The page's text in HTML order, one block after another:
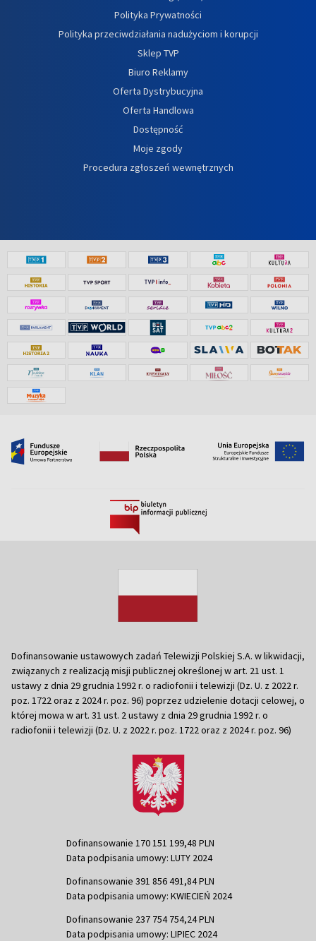
Polityka Prywatności
Polityka przeciwdziałania nadużyciom i korupcji
Sklep TVP
Biuro Reklamy
Oferta Dystrybucyjna
Oferta Handlowa
Dostępność
Moje zgody
Procedura zgłoszeń wewnętrznych
Dofinansowanie ustawowych zadań Telewizji Polskiej S.A. w likwidacji,
związanych z realizacją misji publicznej określonej w art. 21 ust. 1
ustawy z dnia 29 grudnia 1992 r. o radiofonii i telewizji (Dz. U. z 2022 r.
poz. 1722 oraz z 2024 r. poz. 96) poprzez udzielenie dotacji celowej, o
której mowa w art. 31 ust. 2 ustawy z dnia 29 grudnia 1992 r. o
radiofonii i telewizji (Dz. U. z 2022 r. poz. 1722 oraz z 2024 r. poz. 96)
Dofinansowanie 170 151 199,48 PLN
Data podpisania umowy: LUTY 2024
Dofinansowanie 391 856 491,84 PLN
Data podpisania umowy: KWIECIEŃ 2024
Dofinansowanie 237 754 754,24 PLN
Data podpisania umowy: LIPIEC 2024